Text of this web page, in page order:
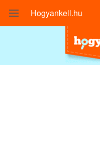
Hogyankell.hu